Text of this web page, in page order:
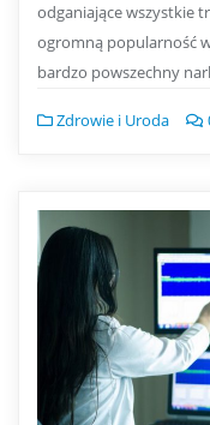
odganiające wszystkie
ogromną popularność
bardzo powszechny
Zdrowie i Uroda